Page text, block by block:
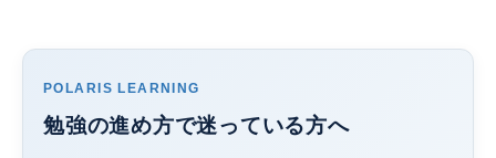
POLARIS LEARNING
勉強の進め方で迷っている方へ